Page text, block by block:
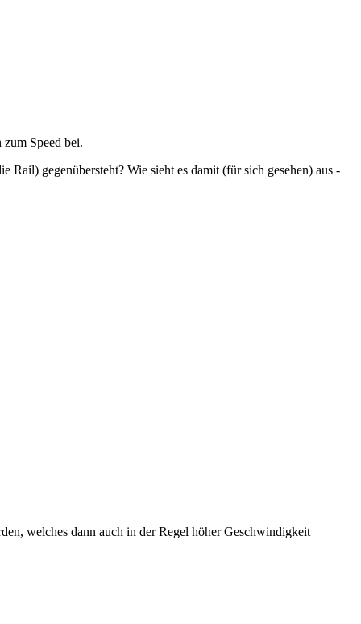
Speed bei.
gegenübersteht? Wie sieht es damit (für sich gesehen) aus -
welches dann auch in der Regel höher Geschwindigkeit